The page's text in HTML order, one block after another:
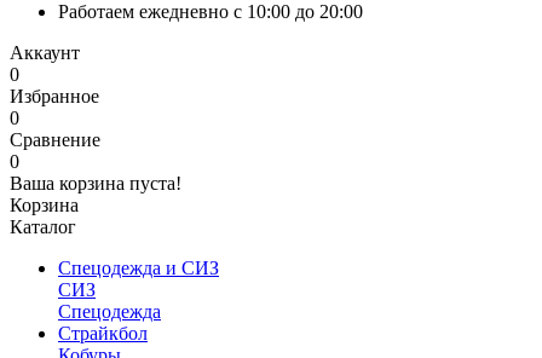
Работаем ежедневно с 10:00 до 20:00
Аккаунт
0
Избранное
0
Сравнение
0
Ваша корзина пуста!
Корзина
Каталог
Спецодежда и СИЗ
СИЗ
Спецодежда
Страйкбол